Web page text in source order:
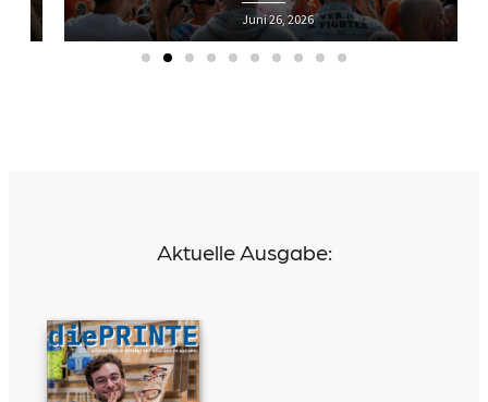
Juni 26, 2026
Aktuelle Ausgabe: